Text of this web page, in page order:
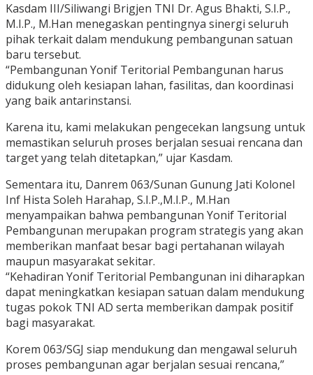
Kasdam III/Siliwangi Brigjen TNI Dr. Agus Bhakti, S.I.P.,
M.I.P., M.Han menegaskan pentingnya sinergi seluruh
pihak terkait dalam mendukung pembangunan satuan
baru tersebut.
“Pembangunan Yonif Teritorial Pembangunan harus
didukung oleh kesiapan lahan, fasilitas, dan koordinasi
yang baik antarinstansi.
Karena itu, kami melakukan pengecekan langsung untuk
memastikan seluruh proses berjalan sesuai rencana dan
target yang telah ditetapkan,” ujar Kasdam.
Sementara itu, Danrem 063/Sunan Gunung Jati Kolonel
Inf Hista Soleh Harahap, S.I.P.,M.I.P., M.Han
menyampaikan bahwa pembangunan Yonif Teritorial
Pembangunan merupakan program strategis yang akan
memberikan manfaat besar bagi pertahanan wilayah
maupun masyarakat sekitar.
“Kehadiran Yonif Teritorial Pembangunan ini diharapkan
dapat meningkatkan kesiapan satuan dalam mendukung
tugas pokok TNI AD serta memberikan dampak positif
bagi masyarakat.
Korem 063/SGJ siap mendukung dan mengawal seluruh
proses pembangunan agar berjalan sesuai rencana,”